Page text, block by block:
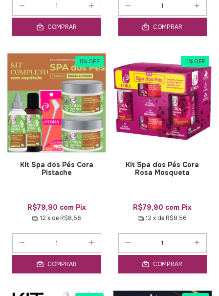
COMPRAR COMPRAR
11% OFF
Kit Spa dos Pés Cora
Pistache
R$79,90 com Pix
12 x de R$8,56
COMPRAR
11% OFF
Kit Spa dos Pés Cora
Rosa Mosqueta
R$79,90 com Pix
12 x de R$8,56
COMPRAR